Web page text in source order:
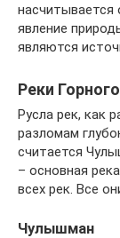
насчитывается
явление
являются
Реки
Русла рек, как
разломам
считается
– основная
всех рек. Все
Чулышман